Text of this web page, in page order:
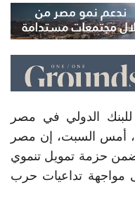
للبنك الدولي في مصر
أمس السبت، إن مصر
ضمن حزمة تمويل تنموي
مواجهة تداعيات حرب